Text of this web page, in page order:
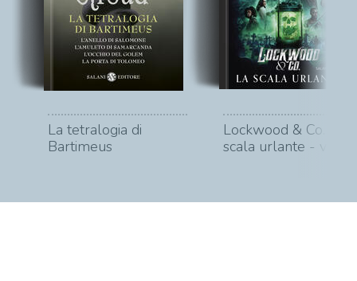
La tetralogia di
Bartimeus
Lockwood & Co. La
scala urlante - vol. 1